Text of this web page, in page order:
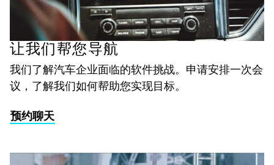
让我们帮您导航
我们了解汽车企业面临的软件挑战。申请安排一次会
议，了解我们如何帮助您实现目标。
预约聊天